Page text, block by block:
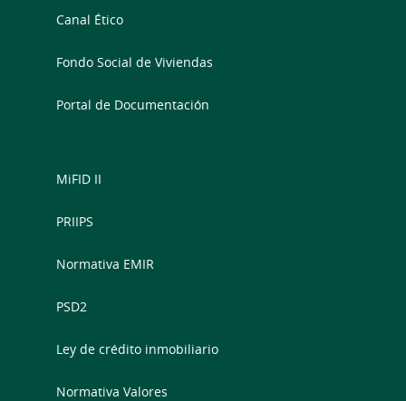
Canal Ético
Fondo Social de Viviendas
Portal de Documentación
MiFID II
PRIIPS
Normativa EMIR
PSD2
Ley de crédito inmobiliario
Normativa Valores